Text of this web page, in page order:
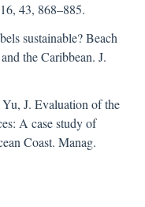
43, 868–885.
sustainable? Beach
the Caribbean. J.
J. Evaluation of the
A case study of
Coast. Manag.